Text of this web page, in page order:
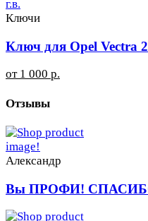
Ключи
Ключ для Opel Vectra
от 1 000 р.
Отзывы
Александр
Вы ПРОФИ!